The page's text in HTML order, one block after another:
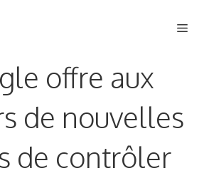
offre aux
de nouvelles
de contrôler